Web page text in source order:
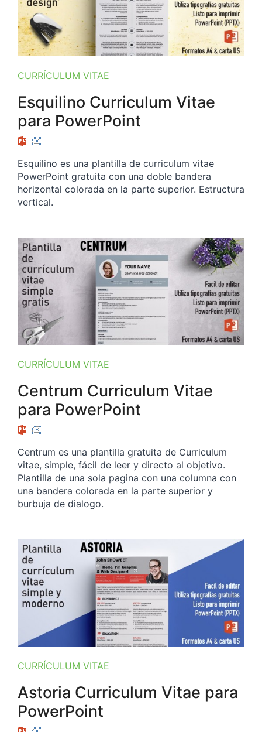
CURRÍCULUM VITAE
Esquilino Curriculum Vitae
para PowerPoint
Esquilino es una plantilla de curriculum vitae
PowerPoint gratuita con una doble bandera
horizontal colorada en la parte superior. Estructura
vertical.
CURRÍCULUM VITAE
Centrum Curriculum Vitae
para PowerPoint
Centrum es una plantilla gratuita de Curriculum
vitae, simple, fácil de leer y directo al objetivo.
Plantilla de una sola pagina con una columna con
una bandera colorada en la parte superior y
burbuja de dialogo.
CURRÍCULUM VITAE
Astoria Curriculum Vitae para
PowerPoint